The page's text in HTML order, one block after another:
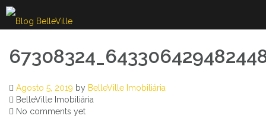
Skip
to
content
Agosto 5, 2019 by BelleVille Imobiliária
BelleVille Imobiliária
No comments yet